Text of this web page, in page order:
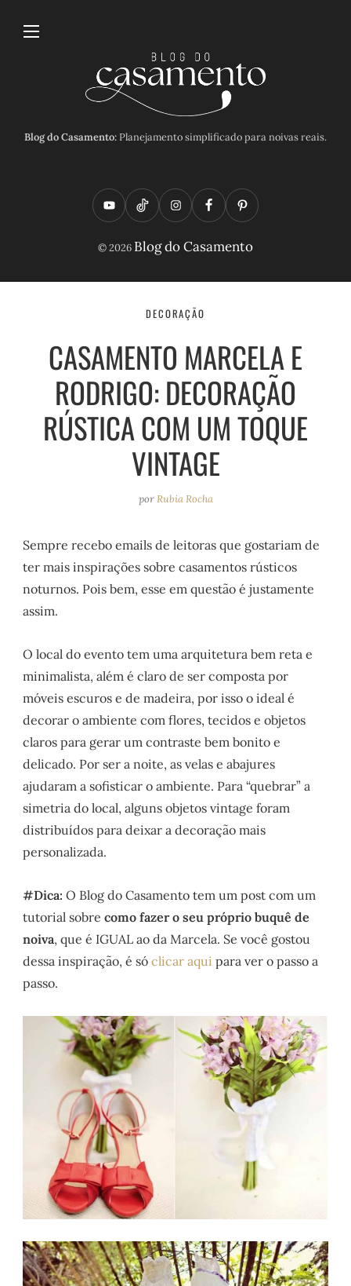
Blog do Casamento:Planejamento simplificado para noivas reais.
Y
o
t
e
T
i
t
o
I
n
t
a
a
m
F
a
e
o
k
P
i
t
e
s
t
© 2026 Blog do Casamento
DECORAÇÃO
CASAMENTO MARCELA E
RODRIGO: DECORAÇÃO
RÚSTICA COM UM TOQUE
VINTAGE
porRubia Rocha
Sempre recebo emails de leitoras que gostariam de
ter mais inspirações sobre casamentos rústicos
noturnos. Pois bem, esse em questão é justamente
assim.
O local do evento tem uma arquitetura bem reta e
minimalista, além é claro de ser composta por
móveis escuros e de madeira, por isso o ideal é
decorar o ambiente com flores, tecidos e objetos
claros para gerar um contraste bem bonito e
delicado. Por ser a noite, as velas e abajures
ajudaram a sofisticar o ambiente. Para “quebrar” a
simetria do local, alguns objetos vintage foram
distribuídos para deixar a decoração mais
personalizada.
#Dica:O Blog do Casamento tem um post com um
tutorial sobre como fazer o seu próprio buquê de
noiva, que é IGUAL ao da Marcela. Se você gostou
dessa inspiração, é sóclicar aquipara ver o passo a
passo.